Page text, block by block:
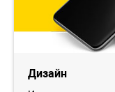
Дизайн